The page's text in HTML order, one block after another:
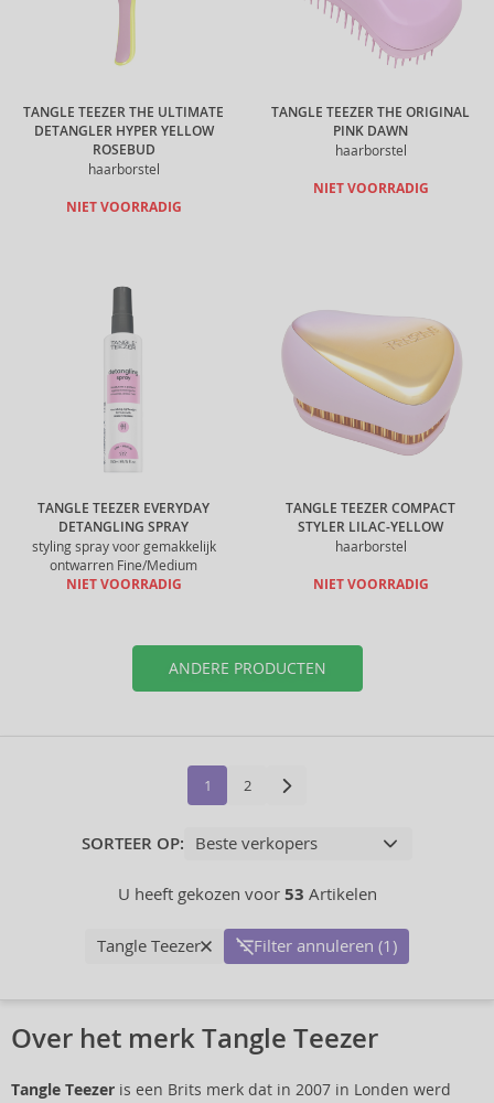
TANGLE TEEZER THE ULTIMATE
DETANGLER HYPER YELLOW
ROSEBUD
haarborstel
NIET VOORRADIG
TANGLE TEEZER THE ORIGINAL
PINK DAWN
haarborstel
NIET VOORRADIG
TANGLE TEEZER EVERYDAY
DETANGLING SPRAY
styling spray voor gemakkelijk
ontwarren Fine/Medium
NIET VOORRADIG
TANGLE TEEZER COMPACT
STYLER LILAC-YELLOW
haarborstel
NIET VOORRADIG
ANDERE PRODUCTEN
1 2
SORTEER OP:
U heeft gekozen voor 53 Artikelen
Tangle Teezer Filter annuleren (1)
Over het merk Tangle Teezer
Tangle Teezer is een Brits merk dat in 2007 in Londen werd